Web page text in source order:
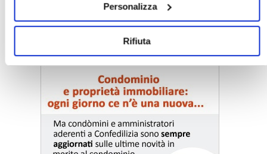
Personalizza
Rifiuta
〉 Notizie e Banche dati